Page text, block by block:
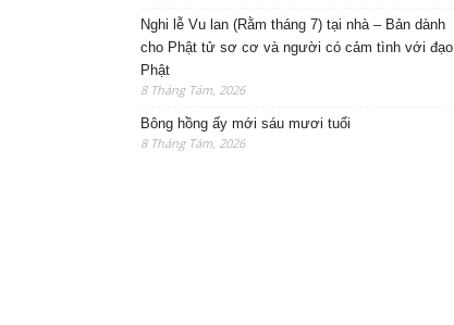
Nghi lễ Vu lan (Rằm tháng 7) tại nhà – Bản dành
cho Phật tử sơ cơ và người có cảm tình với đạo
Phật
8 Tháng Tám, 2026
Bông hồng ấy mới sáu mươi tuổi
8 Tháng Tám, 2026